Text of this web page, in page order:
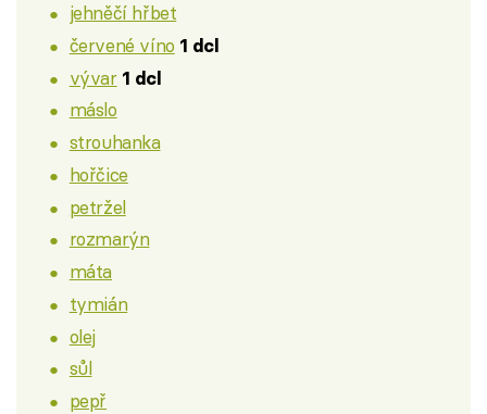
jehněčí hřbet
červené víno 1 dcl
vývar 1 dcl
máslo
strouhanka
hořčice
petržel
rozmarýn
máta
tymián
olej
sůl
pepř